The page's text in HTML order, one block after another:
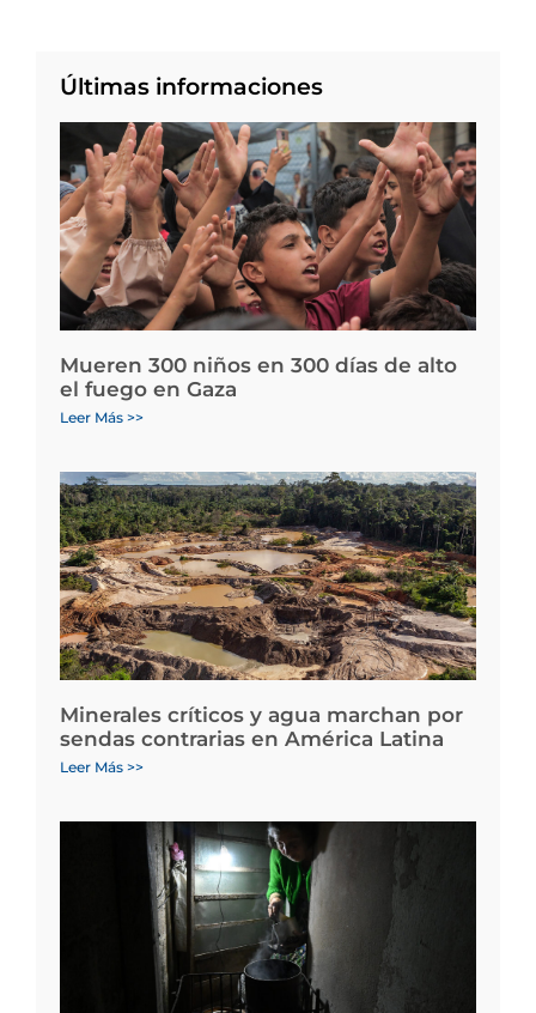
Últimas informaciones
Mueren 300 niños en 300 días de alto
el fuego en Gaza
Leer Más >>
Minerales críticos y agua marchan por
sendas contrarias en América Latina
Leer Más >>